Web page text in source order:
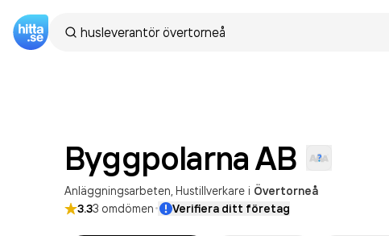
ByggpolarnaAB
Anläggningsarbeten Hustillverkare i Övertorneå
3.33 omdömen· Verifiera ditt företag